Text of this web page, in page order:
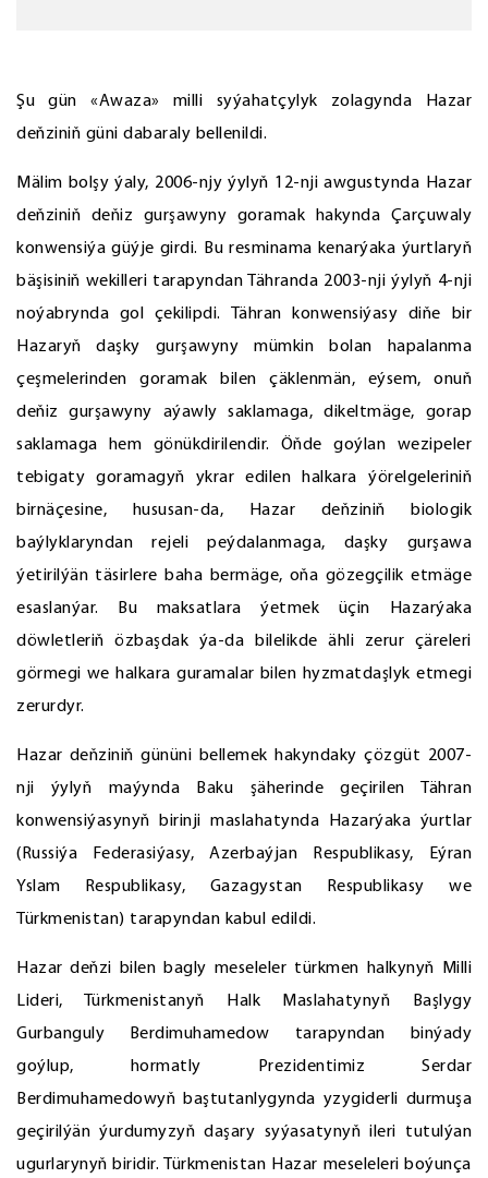
Şu gün «Awaza» milli syýahatçylyk zolagynda Hazar
deňziniň güni dabaraly bellenildi.
Mälim bolşy ýaly, 2006-njy ýylyň 12-nji awgustynda Hazar
deňziniň deňiz gurşawyny goramak hakynda Çarçuwaly
konwensiýa güýje girdi. Bu resminama kenarýaka ýurtlaryň
bäşisiniň wekilleri tarapyndan Tähranda 2003-nji ýylyň 4-nji
noýabrynda gol çekilipdi. Tähran konwensiýasy diňe bir
Hazaryň daşky gurşawyny mümkin bolan hapalanma
çeşmelerinden goramak bilen çäklenmän, eýsem, onuň
deňiz gurşawyny aýawly saklamaga, dikeltmäge, gorap
saklamaga hem gönükdirilendir. Öňde goýlan wezipeler
tebigaty goramagyň ykrar edilen halkara ýörelgeleriniň
birnäçesine, hususan-da, Hazar deňziniň biologik
baýlyklaryndan rejeli peýdalanmaga, daşky gurşawa
ýetirilýän täsirlere baha bermäge, oňa gözegçilik etmäge
esaslanýar. Bu maksatlara ýetmek üçin Hazarýaka
döwletleriň özbaşdak ýa-da bilelikde ähli zerur çäreleri
görmegi we halkara guramalar bilen hyzmatdaşlyk etmegi
zerurdyr.
Hazar deňziniň gününi bellemek hakyndaky çözgüt 2007-
nji ýylyň maýynda Baku şäherinde geçirilen Tähran
konwensiýasynyň birinji maslahatynda Hazarýaka ýurtlar
(Russiýa Federasiýasy, Azerbaýjan Respublikasy, Eýran
Yslam Respublikasy, Gazagystan Respublikasy we
Türkmenistan) tarapyndan kabul edildi.
Hazar deňzi bilen bagly meseleler türkmen halkynyň Milli
Lideri, Türkmenistanyň Halk Maslahatynyň Başlygy
Gurbanguly Berdimuhamedow tarapyndan binýady
goýlup, hormatly Prezidentimiz Serdar
Berdimuhamedowyň baştutanlygynda yzygiderli durmuşa
geçirilýän ýurdumyzyň daşary syýasatynyň ileri tutulýan
ugurlarynyň biridir. Türkmenistan Hazar meseleleri boýunça